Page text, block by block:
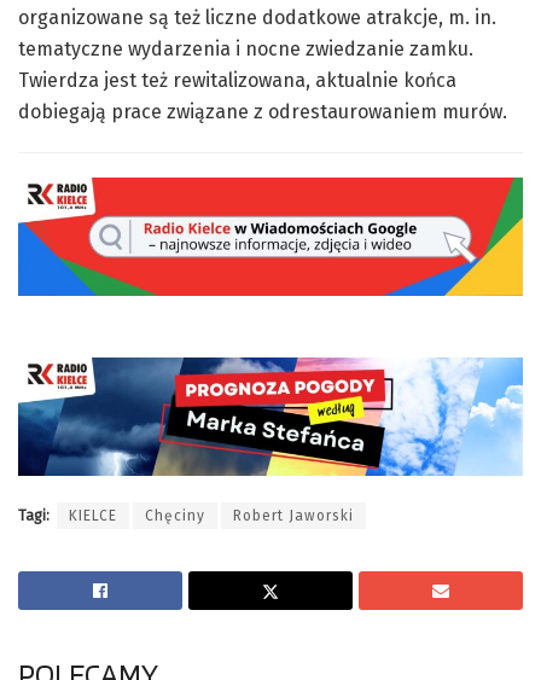
organizowane są też liczne dodatkowe atrakcje, m. in.
tematyczne wydarzenia i nocne zwiedzanie zamku.
Twierdza jest też rewitalizowana, aktualnie końca
dobiegają prace związane z odrestaurowaniem murów.
Tagi: KIELCE Chęciny Robert Jaworski